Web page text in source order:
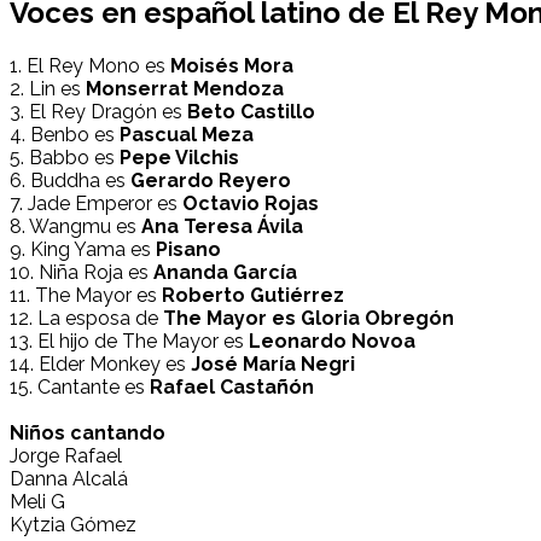
Voces en español latino de El Rey
1. El Rey Mono es Moisés Mora
2. Lin es Monserrat Mendoza
3. El Rey Dragón es Beto Castillo
4. Benbo es Pascual Meza
5. Babbo es Pepe Vilchis
6. Buddha es Gerardo Reyero
7. Jade Emperor es Octavio Rojas
8. Wangmu es Ana Teresa Ávila
9. King Yama es Pisano
10. Niña Roja es Ananda García
11. The Mayor es Roberto Gutiérrez
12. La esposa de The Mayor es Gloria Obregón
13. El hijo de The Mayor es Leonardo Novoa
14. Elder Monkey es José María Negri
15. Cantante es Rafael Castañón
Niños cantando
Jorge Rafael
Danna Alcalá
Meli G
Kytzia Gómez